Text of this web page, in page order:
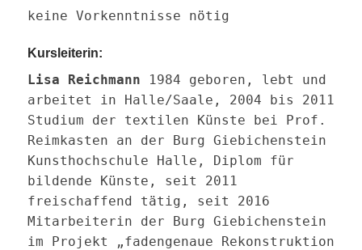
keine Vorkenntnisse nötig
Kursleiterin:
Lisa Reichmann 1984 geboren, lebt und
arbeitet in Halle/Saale, 2004 bis 2011
Studium der textilen Künste bei Prof.
Reimkasten an der Burg Giebichenstein
Kunsthochschule Halle, Diplom für
bildende Künste, seit 2011
freischaffend tätig, seit 2016
Mitarbeiterin der Burg Giebichenstein
im Projekt „fadengenaue Rekonstruktion